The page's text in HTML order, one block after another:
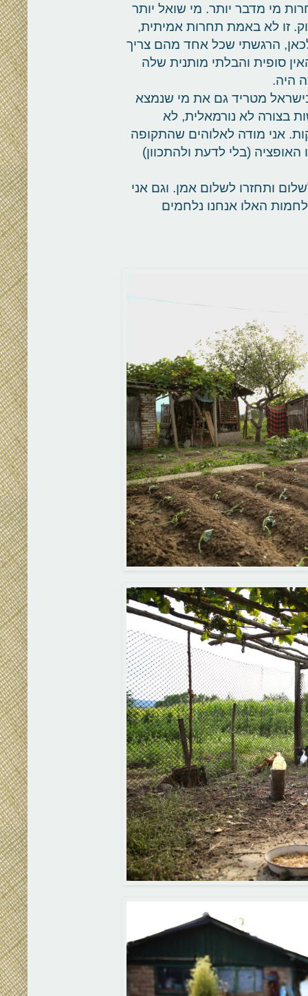
מי מדבר יותר. מי שואל יותר
זו לא באמת תחרות אמיתית,
הרגשתי שכל אחד מהם צריך
סופית והבלתי מותנית שלה
היה.
מטריד גם את מי שנמצא
בצורה לא נורמאלית, לא
להתנתק מהעידכונים השוטפים כל 10 דקות. אני מודה לאלוהים שהתקופה
האופציה (בלי לדעת ולהתכוון)
ותחזרו לשלום אמן. וגם אני
האלו אנחנו נלחמים